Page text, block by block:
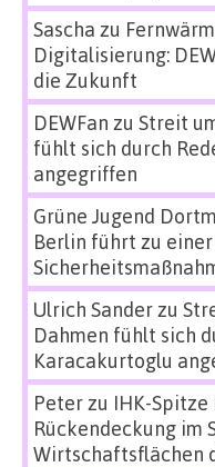
Sascha zu
Digitalisierung:
die Zukunft
DEWFan zu Streit
fühlt sich durch
angegriffen
Grüne Jugend
Berlin führt zu
Ulrich Sanderzu
Dahmen fühlt sich
Karacakurtoglu
Peterzu IHK-Spitze
Rückendeckung im
Wirtschaftsflächen